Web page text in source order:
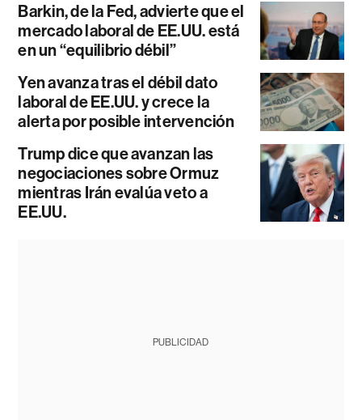
Barkin, de la Fed, advierte que el
mercado laboral de EE.UU. está
en un “equilibrio débil”
Yen avanza tras el débil dato
laboral de EE.UU. y crece la
alerta por posible intervención
Trump dice que avanzan las
negociaciones sobre Ormuz
mientras Irán evalúa veto a
EE.UU.
PUBLICIDAD